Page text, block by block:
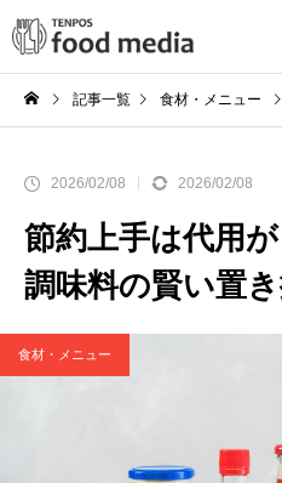
記事一覧 食材・メニュー
2026/02/08 2026/02/08
節約上手は代用
調味料の賢い置
食材・メニュー